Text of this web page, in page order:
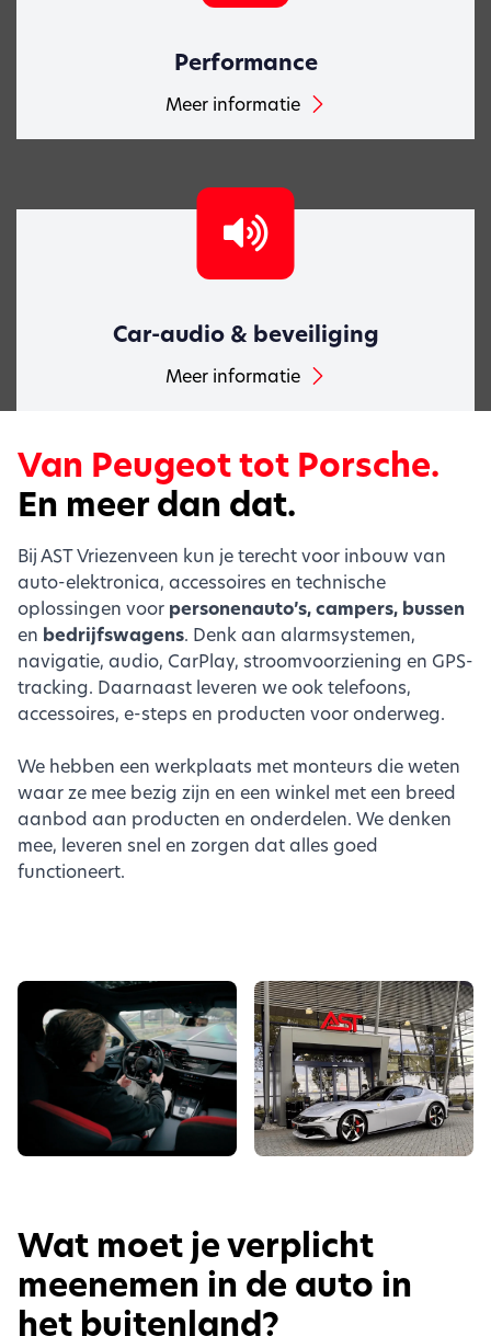
Performance
Meer informatie
Car-audio & beveiliging
Meer informatie
Van Peugeot tot Porsche.
En meer dan dat.
Bij AST Vriezenveen kun je terecht voor inbouw van
auto-elektronica, accessoires en technische
oplossingen voor personenauto’s, campers, bussen
en bedrijfswagens. Denk aan alarmsystemen,
navigatie, audio, CarPlay, stroomvoorziening en GPS-
tracking. Daarnaast leveren we ook telefoons,
accessoires, e-steps en producten voor onderweg.
We hebben een werkplaats met monteurs die weten
waar ze mee bezig zijn en een winkel met een breed
aanbod aan producten en onderdelen. We denken
mee, leveren snel en zorgen dat alles goed
functioneert.
Wat moet je verplicht
meenemen in de auto in
het buitenland?